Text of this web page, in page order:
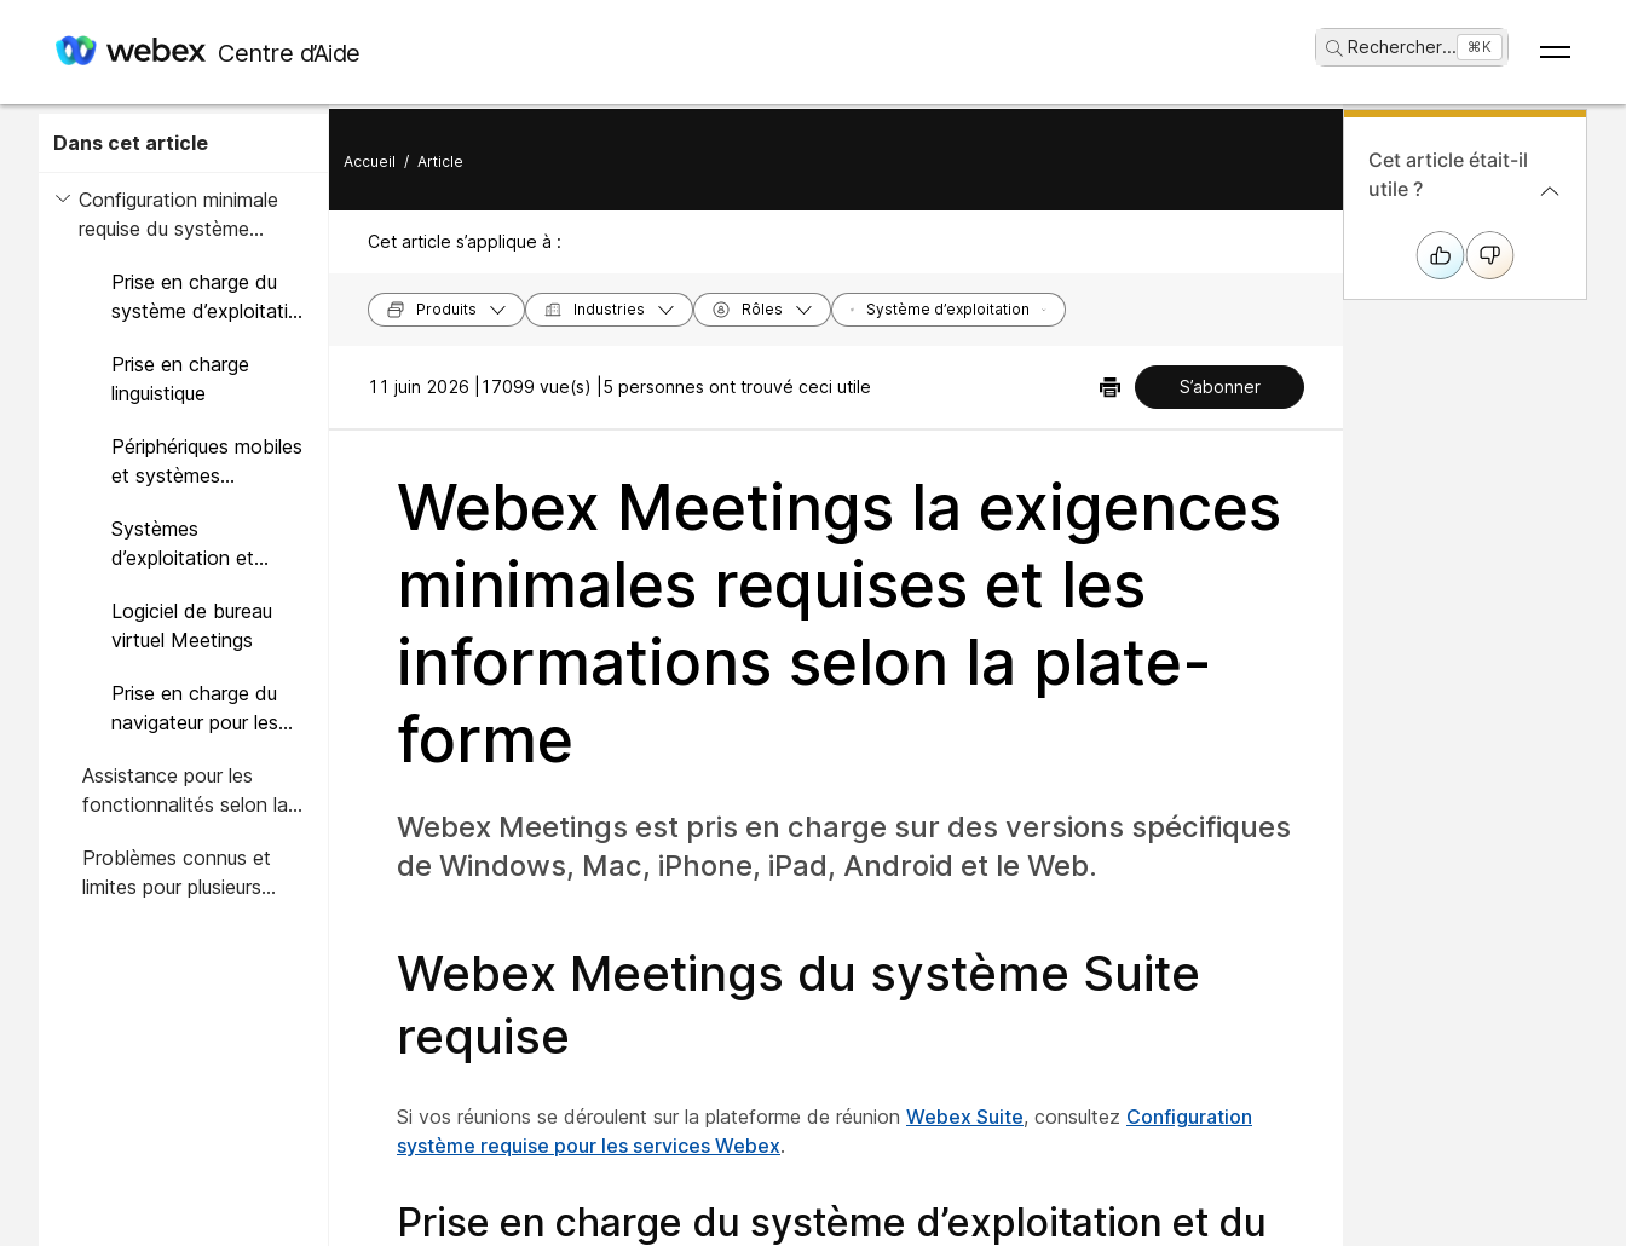
Centre d’Aide Rechercher... ⌘K
Dans cet article
Configuration minimale
requise du système
Prise en charge du
système d’exploitation
Webex Meetings Suite
Prise en charge
linguistique
Périphériques mobiles
et systèmes
charge
Systèmes
d’exploitation et
charge par l’application
Meetings sur le Web
Logiciel de bureau
virtuel Meetings
Prise en charge du
navigateur pour les
centrés sur la vidéo
sur le réseau
Assistance pour les
fonctionnalités selon la
plates-formes
Problèmes connus et
limites pour plusieurs
Accueil / Article
Cet article s’applique à :
Produits Industries Rôles Système d’exploitation
11 juin 2026 | 17099 vue(s) | 5 personnes ont trouvé ceci utile S’abonner
Webex Meetings la exigences
minimales requises et les
informations selon la plate-
forme
Webex Meetings est pris en charge sur des versions spécifiques
de Windows, Mac, iPhone, iPad, Android et le Web.
Webex Meetings du système Suite
requise
Si vos réunions se déroulent sur la plateforme de réunion Webex Suite, consultez Configuration
système requise pour les services Webex.
Prise en charge du système d’exploitation et du
Cet article était-il
utile ?